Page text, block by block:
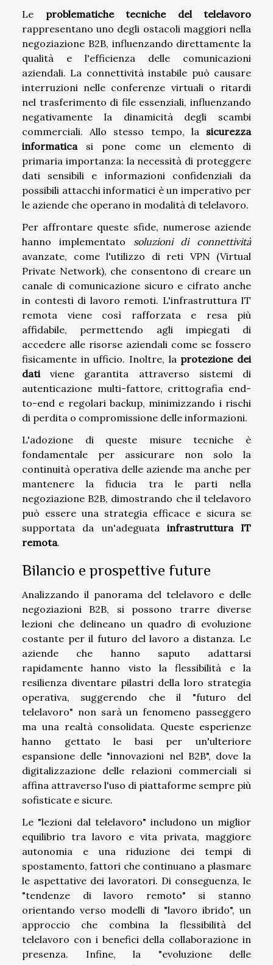
Le problematiche tecniche del telelavoro
rappresentano uno degli ostacoli maggiori nella
negoziazione B2B, influenzando direttamente la
qualità e l'efficienza delle comunicazioni
aziendali. La connettività instabile può causare
interruzioni nelle conferenze virtuali o ritardi
nel trasferimento di file essenziali, influenzando
negativamente la dinamicità degli scambi
commerciali. Allo stesso tempo, la sicurezza
informaticasi pone come un elemento di
primaria importanza: la necessità di proteggere
dati sensibili e informazioni confidenziali da
possibili attacchi informatici è un imperativo per
le aziende che operano in modalità di telelavoro.
Per affrontare queste sfide, numerose aziende
hanno implementato soluzioni di connettività
avanzate, come l'utilizzo di reti VPN (Virtual
Private Network), che consentono di creare un
canale di comunicazione sicuro e cifrato anche
in contesti di lavoro remoti. L'infrastruttura IT
remota viene così rafforzata e resa più
affidabile, permettendo agli impiegati di
accedere alle risorse aziendali come se fossero
fisicamente in ufficio. Inoltre, la protezione dei
dativiene garantita attraverso sistemi di
autenticazione multi-fattore, crittografia end-
to-end e regolari backup, minimizzando i rischi
di perdita o compromissione delle informazioni.
L'adozione di queste misure tecniche è
fondamentale per assicurare non solo la
continuità operativa delle aziende ma anche per
mantenere la fiducia tra le parti nella
negoziazione B2B, dimostrando che il telelavoro
può essere una strategia efficace e sicura se
supportata da un'adeguata infrastruttura IT
remota.
Bilancio e prospettive future
Analizzando il panorama del telelavoro e delle
negoziazioni B2B, si possono trarre diverse
lezioni che delineano un quadro di evoluzione
costante per il futuro del lavoro a distanza. Le
aziende che hanno saputo adattarsi
rapidamente hanno visto la flessibilità e la
resilienza diventare pilastri della loro strategia
operativa, suggerendo che il "futuro del
telelavoro" non sarà un fenomeno passeggero
ma una realtà consolidata. Queste esperienze
hanno gettato le basi per un'ulteriore
espansione delle "innovazioni nel B2B", dove la
digitalizzazione delle relazioni commerciali si
affina attraverso l'uso di piattaforme sempre più
sofisticate e sicure.
Le "lezioni dal telelavoro" includono un miglior
equilibrio tra lavoro e vita privata, maggiore
autonomia e una riduzione dei tempi di
spostamento, fattori che continuano a plasmare
le aspettative dei lavoratori. Di conseguenza, le
"tendenze di lavoro remoto" si stanno
orientando verso modelli di "lavoro ibrido", un
approccio che combina la flessibilità del
telelavoro con i benefici della collaborazione in
presenza. Infine, la "evoluzione delle